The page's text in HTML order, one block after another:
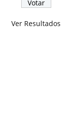
Ver Resultados